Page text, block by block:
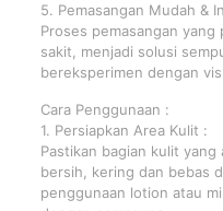
5. Pemasangan Mudah &
Proses pemasangan
sakit, menjadi solusi
bereksperimen dengan
Cara Penggunaan :
1. Persiapkan Area Kulit :
Pastikan bagian kulit yang
bersih, kering dan bebas
penggunaan lotion atau